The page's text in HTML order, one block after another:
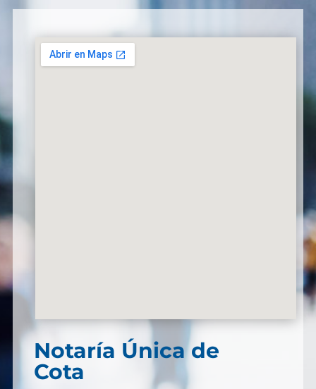
Notaría Única de
Cota